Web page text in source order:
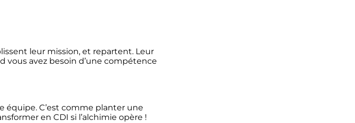
leur mission, et repartent. Leur
vous avez besoin d’une compétence
équipe. C’est comme planter une
en CDI si l’alchimie opère !